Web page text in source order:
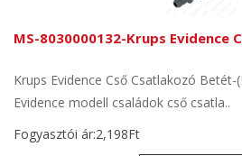
MS-8030000132-Krups Evidence
Krups Evidence Cső Csatlakozó Betét-
Evidence modell családok cső csatla..
Fogyasztói ár:2,198Ft